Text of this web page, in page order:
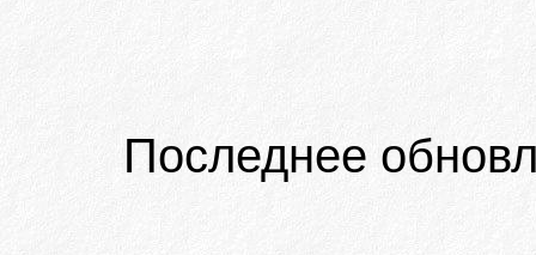
Последнее